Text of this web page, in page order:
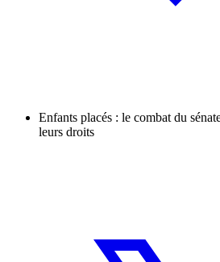
Enfants placés : le combat du
leurs droits